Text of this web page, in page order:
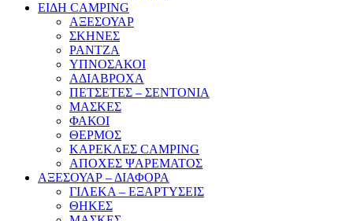
ΕΙΔΗ CAMPING
ΑΞΕΣΟΥΑΡ
ΣΚΗΝΕΣ
ΡΑΝΤΖΑ
ΥΠΝΟΣΑΚΟΙ
ΑΔΙΑΒΡΟΧΑ
ΠΕΤΣΕΤΕΣ – ΣΕΝΤΟΝΙΑ
ΜΑΣΚΕΣ
ΦΑΚΟΙ
ΘΕΡΜΟΣ
ΚΑΡΕΚΛΕΣ CAMPING
ΑΠΟΧΕΣ ΨΑΡΕΜΑΤΟΣ
ΑΞΕΣΟΥΑΡ – ΔΙΑΦΟΡΑ
ΓΙΛΕΚΑ – ΕΞΑΡΤΥΣΕΙΣ
ΘΗΚΕΣ